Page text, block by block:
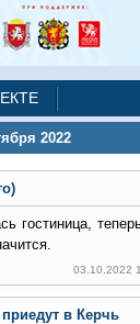
2022
гостиница,
03.10.2022
в Керчь